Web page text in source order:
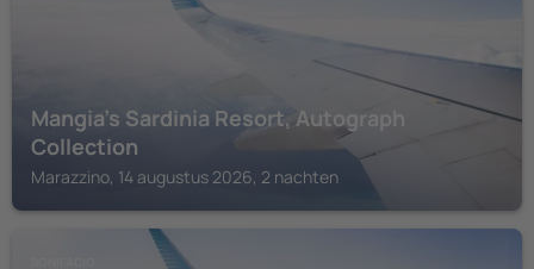
Mangia’s Sardinia Resort, Autograph
Collection
Marazzino, 14 augustus 2026, 2 nachten